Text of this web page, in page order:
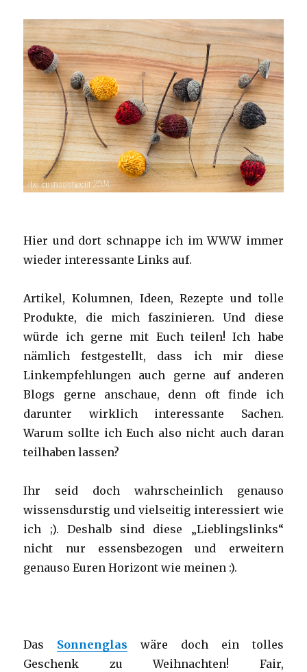
Hier und dort schnappe ich im WWW immer
wieder interessante Links auf.
Artikel, Kolumnen, Ideen, Rezepte und tolle
Produkte, die mich faszinieren. Und diese
würde ich gerne mit Euch teilen! Ich habe
nämlich festgestellt, dass ich mir diese
Linkempfehlungen auch gerne auf anderen
Blogs gerne anschaue, denn oft finde ich
darunter wirklich interessante Sachen.
Warum sollte ich Euch also nicht auch daran
teilhaben lassen?
Ihr seid doch wahrscheinlich genauso
wissensdurstig und vielseitig interessiert wie
ich ;). Deshalb sind diese „Lieblingslinks“
nicht nur essensbezogen und erweitern
genauso Euren Horizont wie meinen :).
Das Sonnenglas wäre doch ein tolles
Geschenk zu Weihnachten! Fair,